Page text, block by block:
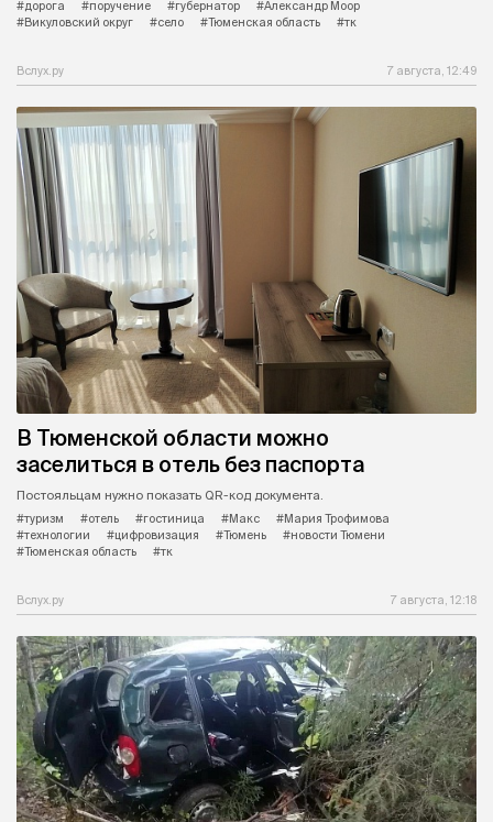
#дорога
#поручение #губернатор
#Александр Моор
#Викуловский округ
#село #Тюменская область #тк
Вслух.ру 7 августа, 12:49
В Тюменской области можно
заселиться в отель без паспорта
Постояльцам нужно показать QR-код документа.
#туризм
#отель #гостиница #Макс
#Мария Трофимова
#технологии
#цифровизация #Тюмень
#новости Тюмени
#Тюменская область
#тк
Вслух.ру 7 августа, 12:18